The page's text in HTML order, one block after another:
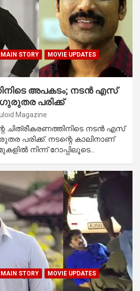
MAIN STORY
MOVIE UPDATES
അപകടം; നടൻ എസ്
പരിക്ക്
Magazine
ചിത്രീകരണത്തിനിടെ നടൻ എസ്
പരിക്ക്. നടന്റെ കാലിനാണ്
നിന്ന് റോപ്പിലൂടെ…
MAIN STORY
MOVIE UPDATES